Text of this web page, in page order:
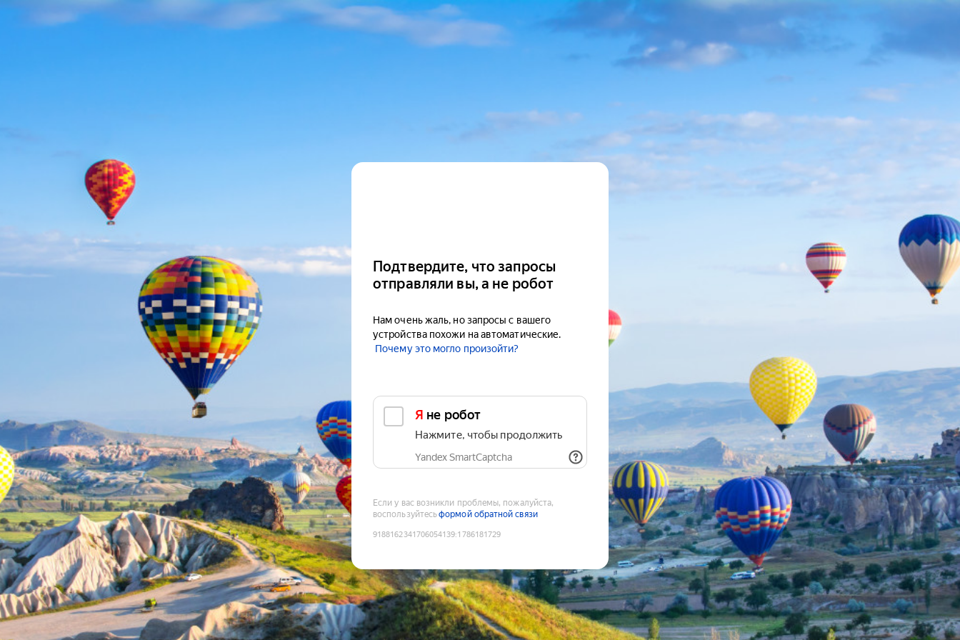
Подтвердите, что запросы
отправляли вы, а не робот
Нам очень жаль, но запросы с вашего
устройства похожи на автоматические.
Почему это могло произойти?
Я не робот
Нажмите, чтобы продолжить
Yandex SmartCaptcha
Если у вас возникли проблемы, пожалуйста,
воспользуйтесьформой обратной связи
9188162341706054139:1786181729